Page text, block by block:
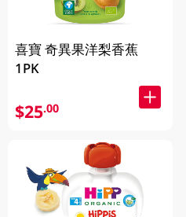
喜寶 奇異果洋梨香蕉
1PK
$25.00